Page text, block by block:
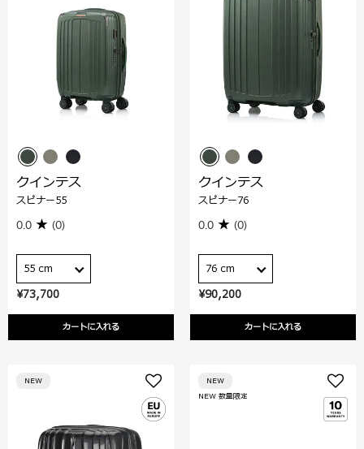
¥73,700
カートに入れる
クインテス
スピナー55
0.0 (0)
55 cm
¥90,200
カートに入れる
クインテス
スピナー76
0.0 (0)
76 cm
NEW
NEW 数量限定
NEW